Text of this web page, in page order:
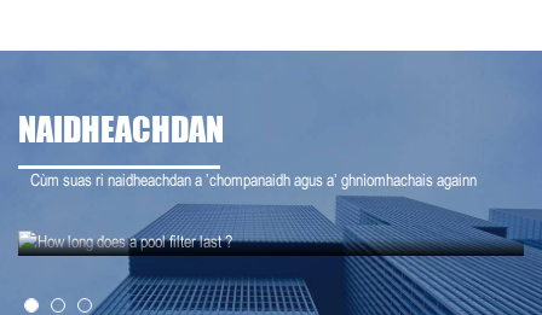
NAIDHEACHDAN
Cùm suas ri naidheachdan a ’chompanaidh agus a’ ghnìomhachais againn
Dè cho fada ’s a mhaireas sìoltachan amar?